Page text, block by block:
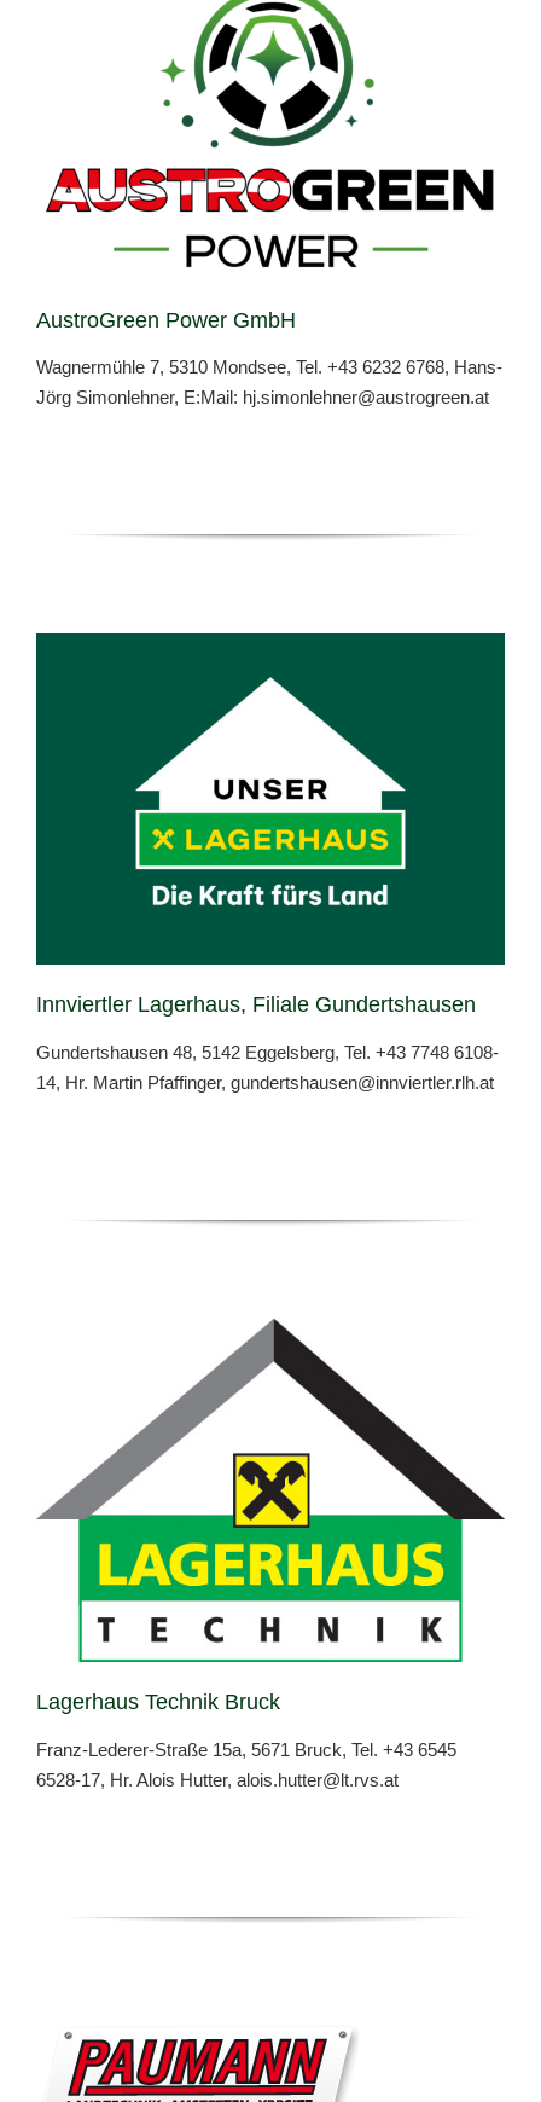
AustroGreen Power GmbH
Wagnermühle 7, 5310 Mondsee, Tel. +43 6232 6768, Hans-
Jörg Simonlehner, E:Mail: hj.simonlehner@austrogreen.at
Innviertler Lagerhaus, Filiale Gundertshausen
Gundertshausen 48, 5142 Eggelsberg, Tel. +43 7748 6108-
14, Hr. Martin Pfaffinger, gundertshausen@innviertler.rlh.at
Lagerhaus Technik Bruck
Franz-Lederer-Straße 15a, 5671 Bruck, Tel. +43 6545
6528-17, Hr. Alois Hutter, alois.hutter@lt.rvs.at